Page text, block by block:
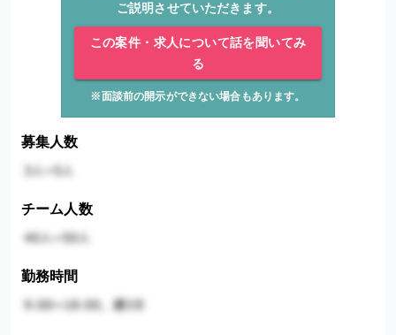
ご説明させていただきます。
この案件・求人について話を聞いてみ
る
※面談前の開示ができない場合もあります。
募集人数
チーム人数
勤務時間